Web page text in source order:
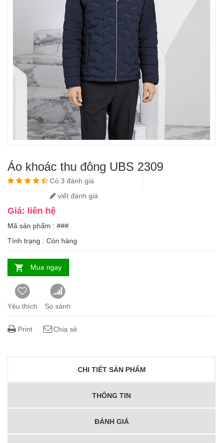
Áo khoác thu đông UBS 2309
Có 3 đánh giá
viết đánh giá
Giá: liên hệ
Mã sản phẩm : ###
Tình trạng : Còn hàng
Mua ngay
Yêu thích So sánh
Print Chia sẻ
CHI TIẾT SẢN PHẨM
THÔNG TIN
ĐÁNH GIÁ